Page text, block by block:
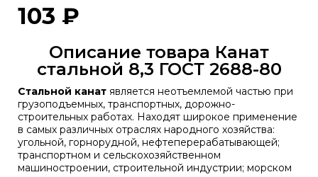
103 ₽
Описание товара Канат
стальной 8,3 ГОСТ 2688-80
Стальной канат является неотъемлемой частью при
грузоподъемных, транспортных, дорожно-
строительных работах. Находят широкое применение
в самых различных отраслях народного хозяйства:
угольной, горнорудной, нефтеперерабатывающей;
транспортном и сельскохозяйственном
машиностроении, строительной индустрии; морском